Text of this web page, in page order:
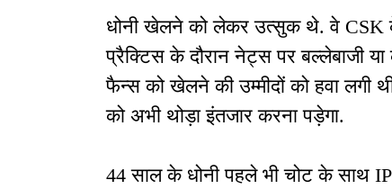
धोनी खेलने को लेकर उत्सुक थे. वे CSK
प्रैक्टिस के दौरान नेट्स पर बल्लेबाजी
फैन्स को खेलने की उम्मीदों को हवा
को अभी थोड़ा इंतजार करना पड़ेगा.
44 साल के धोनी पहले भी चोट के साथ